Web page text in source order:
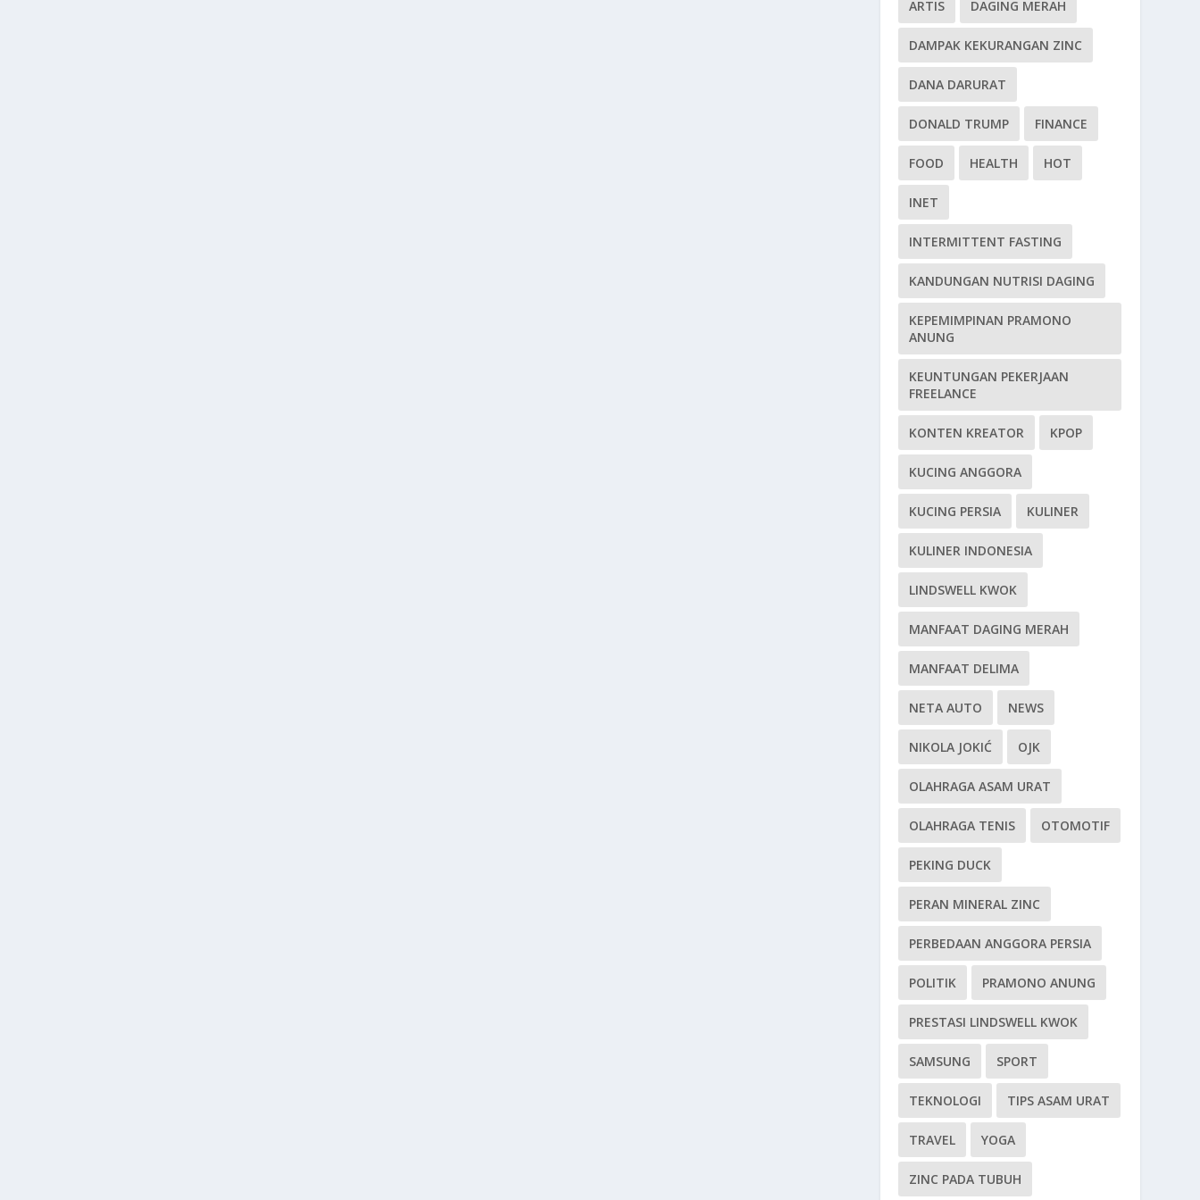
ARTIS DAGING MERAH
DAMPAK KEKURANGAN ZINC
DANA DARURAT
DONALD TRUMP FINANCE
FOOD HEALTH HOT
INET
INTERMITTENT FASTING
KANDUNGAN NUTRISI DAGING
KEPEMIMPINAN PRAMONO
ANUNG
KEUNTUNGAN PEKERJAAN
FREELANCE
KONTEN KREATOR KPOP
KUCING ANGGORA
KUCING PERSIA KULINER
KULINER INDONESIA
LINDSWELL KWOK
MANFAAT DAGING MERAH
MANFAAT DELIMA
NETA AUTO NEWS
NIKOLA JOKIĆ OJK
OLAHRAGA ASAM URAT
OLAHRAGA TENIS OTOMOTIF
PEKING DUCK
PERAN MINERAL ZINC
PERBEDAAN ANGGORA PERSIA
POLITIK PRAMONO ANUNG
PRESTASI LINDSWELL KWOK
SAMSUNG SPORT
TEKNOLOGI TIPS ASAM URAT
TRAVEL YOGA
ZINC PADA TUBUH